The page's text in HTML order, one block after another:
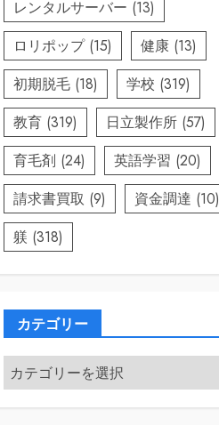
レンタルサーバー (13)
ロリポップ(15) 健康 (13)
初期脱毛 (18) 学校 (319)
教育 (319) 日立製作所 (57)
育毛剤 (24) 英語学習 (20)
請求書買取 (9) 資金調達 (10)
躾 (318)
カテゴリー
カ
テ
ゴ